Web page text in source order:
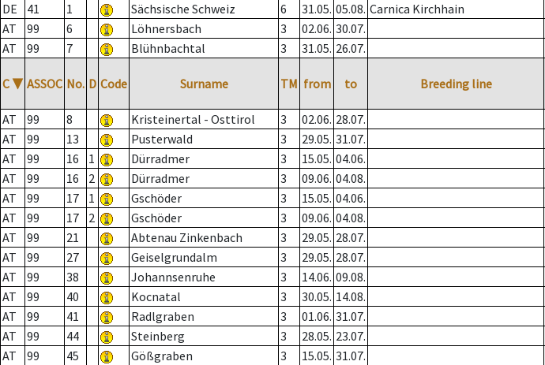
DE
41 1 Sächsische Schweiz 6 31.05. 05.08. Carnica Kirchhain
AT
99 6 Löhnersbach 3 02.06. 30.07.
AT
99 7 Blühnbachtal 3 31.05. 26.07.
C ▼ ASSOC No. D Code Surname TM from to Breeding line
AT
99 8 Kristeinertal - Osttirol 3 02.06. 28.07.
AT
99 13 Pusterwald 3 29.05. 31.07.
AT
99 16 1 Dürradmer 3 15.05. 04.06.
AT
99 16 2 Dürradmer 3 09.06. 04.08.
AT
99 17 1 Gschöder 3 15.05. 04.06.
AT
99 17 2 Gschöder 3 09.06. 04.08.
AT
99 21 Abtenau Zinkenbach 3 29.05. 28.07.
AT
99 27 Geiselgrundalm 3 29.05. 28.07.
AT
99 38 Johannsenruhe 3 14.06. 09.08.
AT
99 40 Kocnatal 3 30.05. 14.08.
AT
99 41 Radlgraben 3 01.06. 31.07.
AT
99 44 Steinberg 3 28.05. 23.07.
AT
99 45 Gößgraben 3 15.05. 31.07.